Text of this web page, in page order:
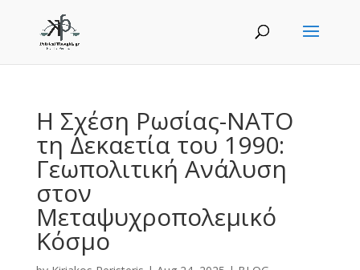
Η Σχέση Ρωσίας-ΝΑΤΟ
τη Δεκαετία του 1990:
Γεωπολιτική Ανάλυση
στον
Μεταψυχροπολεμικό
Κόσμο